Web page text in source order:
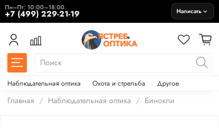
Пн–Пт: 10:00–18:00
+7 (499) 229-21-19 Написать
Наблюдательная оптика Охота и стрельба Другое
Главная Наблюдательная оптика Бинокли